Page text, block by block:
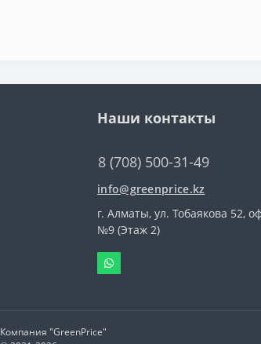
Наши контакты
8 (708) 500-31-49
info@greenprice.kz
г. Алматы, ул. Тобаякова 52,
№9 (Этаж 2)
Компания "GreenPrice"